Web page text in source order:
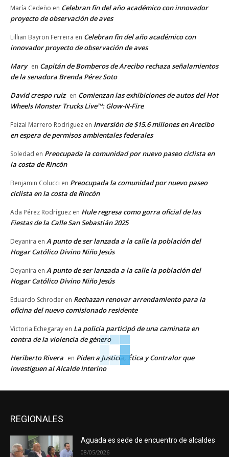
María Cedeño en Celebran fin del año académico con innovador
proyecto de observación de aves
Lillian Bayron Ferreira en Celebran fin del año académico con
innovador proyecto de observación de aves
Mary en Capitán de Bomberos de Arecibo rechaza señalamientos
de la senadora Brenda Pérez Soto
David crespo ruiz en Comienzan las exhibiciones de autos del Hot
Wheels Monster Trucks Live™: Glow-N-Fire
Feizal Marrero Rodriguez en Inversión de $15.6 millones en Arecibo
en espera de permisos ambientales federales
Soledad en Preocupada la comunidad por nuevo paseo ciclista en
la costa de Rincón
Benjamin Colucci en Preocupada la comunidad por nuevo paseo
ciclista en la costa de Rincón
Ada Pérez Rodríguez en Hule regresa como gorra oficial de las
Fiestas de la Calle San Sebastián 2025
Deyanira en A punto de ser lanzada a la calle la población del
Hogar Católico Divino Niño Jesús
Deyanira en A punto de ser lanzada a la calle la población del
Hogar Católico Divino Niño Jesús
Eduardo Schroder en Rechazan renovar arrendamiento para la
oficina del nuevo comisionado residente
Victoria Echegaray en La policía participó de una caminata en
contra de la violencia de género
Heriberto Rivera en Piden a Justicia, Ética y Contralor que
investiguen al Alcalde Interino
REGIONALES
Aguada es sede de encuentro de alcaldes
08/05/2026